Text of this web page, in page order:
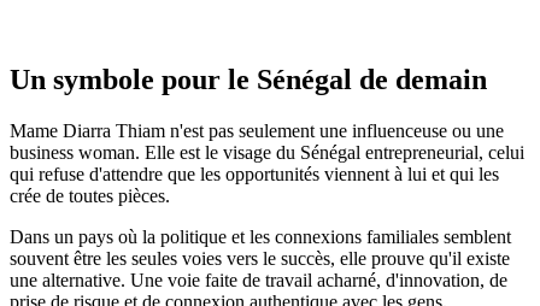
Un symbole pour le Sénégal de demain
Mame Diarra Thiam n'est pas seulement une influenceuse ou une
business woman. Elle est le visage du Sénégal entrepreneurial, celui
qui refuse d'attendre que les opportunités viennent à lui et qui les
crée de toutes pièces.
Dans un pays où la politique et les connexions familiales semblent
souvent être les seules voies vers le succès, elle prouve qu'il existe
une alternative. Une voie faite de travail acharné, d'innovation, de